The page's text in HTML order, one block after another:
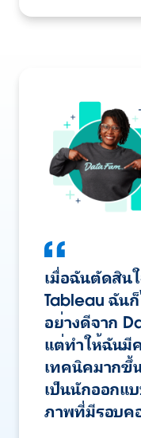
เมื่อฉันตัดสิน
Tableau ฉัน
อย่างดีจาก
แต่ทำให้ฉันมี
เทคนิคมากขึ้
เป็นนักออกแ
ภาพที่มีรอบค